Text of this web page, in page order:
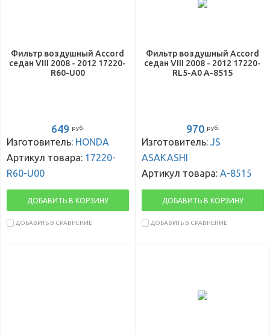
Фильтр воздушный Accord
седан VIII 2008 - 2012 17220-
R60-U00
649 руб.
Изготовитель: HONDA
Артикул товара: 17220-
R60-U00
ДОБАВИТЬ В КОРЗИНУ
ДОБАВИТЬ В СРАВНЕНИЕ
Фильтр воздушный Accord
седан VIII 2008 - 2012 17220-
RL5-A0 A-8515
970 руб.
Изготовитель: JS
ASAKASHI
Артикул товара: A-8515
ДОБАВИТЬ В КОРЗИНУ
ДОБАВИТЬ В СРАВНЕНИЕ